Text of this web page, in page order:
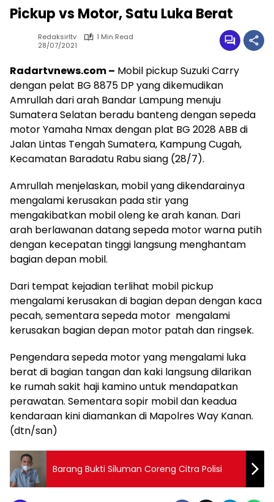
Pickup vs Motor, Satu Luka Berat
Redaksirltv
1 Min Read
28/07/2021
Radartvnews.com – Mobil pickup Suzuki Carry
dengan pelat BG 8875 DP yang dikemudikan
Amrullah dari arah Bandar Lampung menuju
Sumatera Selatan beradu banteng dengan sepeda
motor Yamaha Nmax dengan plat BG 2028 ABB di
Jalan Lintas Tengah Sumatera, Kampung Cugah,
Kecamatan Baradatu Rabu siang (28/7).
Amrullah menjelaskan, mobil yang dikendarainya
mengalami kerusakan pada stir yang
mengakibatkan mobil oleng ke arah kanan. Dari
arah berlawanan datang sepeda motor warna putih
dengan kecepatan tinggi langsung menghantam
bagian depan mobil.
Dari tempat kejadian terlihat mobil pickup
mengalami kerusakan di bagian depan dengan kaca
pecah, sementara sepeda motor mengalami
kerusakan bagian depan motor patah dan ringsek.
Pengendara sepeda motor yang mengalami luka
berat di bagian tangan dan kaki langsung dilarikan
ke rumah sakit haji kamino untuk mendapatkan
perawatan. Sementara sopir mobil dan keadua
kendaraan kini diamankan di Mapolres Way Kanan.
(dtn/san)
Barang Bukti Siluman Coreng Citra Polisi